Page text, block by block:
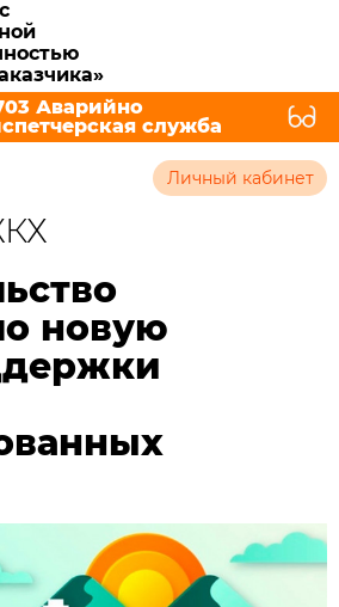
Аварийно
служба
Личный кабинет
новую